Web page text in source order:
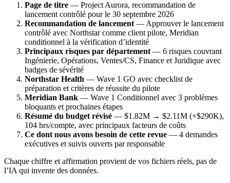
Page de titre — Project Aurora, recommandation de
lancement contrôlé pour le 30 septembre 2026
Recommandation de lancement— Approuver le lancement
contrôlé avec Northstar comme client pilote, Meridian
conditionnel à la vérification d’identité
Principaux risques par département— 6 risques couvrant
Ingénierie, Opérations, Ventes/CS, Finance et Juridique avec
badges de sévérité
Northstar Health — Wave 1 GO avec checklist de
préparation et critères de réussite du pilote
Meridian Bank — Wave 1 Conditionnel avec 3 problèmes
bloquants et prochaines étapes
Résumé du budget révisé — $1.82M → $2.11M (+$290K),
104 hrs/compte, avec principaux facteurs de coûts
Ce dont nous avons besoin de cette revue — 4 demandes
exécutives et suivis ouverts par responsable
Chaque chiffre et affirmation provient de vos fichiers réels, pas de
l’IA qui invente des données.